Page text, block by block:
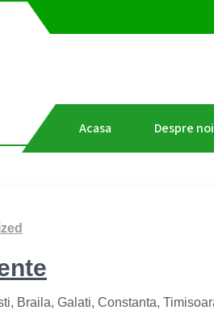
Acasa Despre noi
Braila, Galati, Constanta,